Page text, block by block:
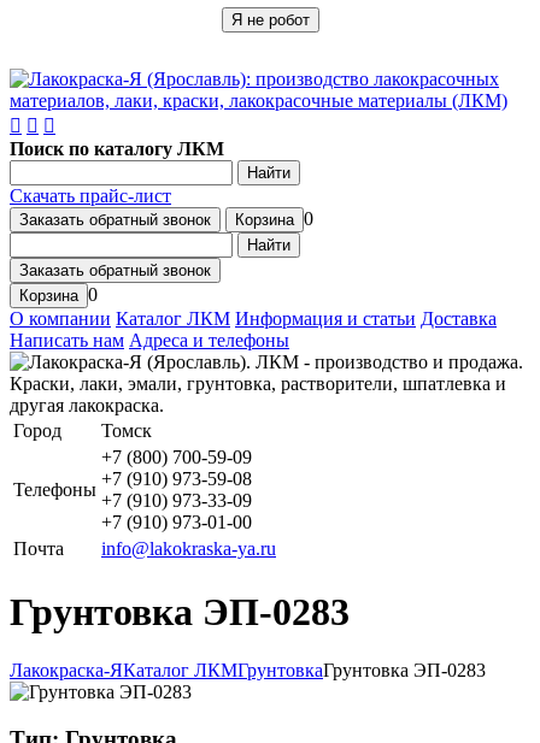
Я не робот
Поиск по каталогу ЛКМ
Найти
Скачать прайс-лист
Заказать обратный звонок Корзина 0
Найти
Заказать обратный звонок
Корзина 0
О компании Каталог ЛКМ Информация и статьи Доставка
Написать нам Адреса и телефоны
Город Томск
Телефоны
+7 (800) 700-59-09
+7 (910) 973-59-08
+7 (910) 973-33-09
+7 (910) 973-01-00
Почта
info@lakokraska-ya.ru
Грунтовка ЭП-0283
Лакокраска-ЯКаталог ЛКМГрунтовкаГрунтовка ЭП-0283